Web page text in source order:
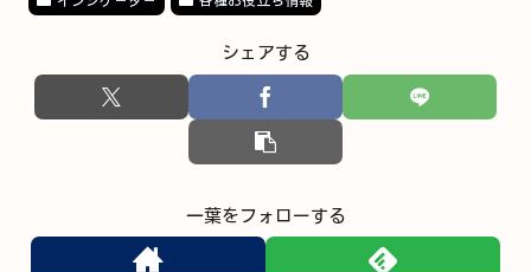
シェアする
一葉をフォローする